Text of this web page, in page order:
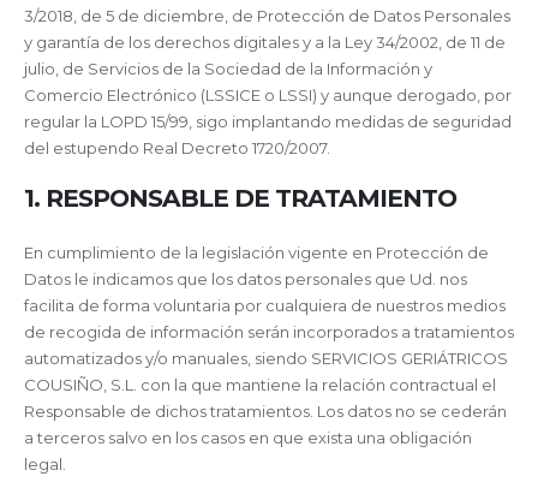
3/2018, de 5 de diciembre, de Protección de Datos Personales
y garantía de los derechos digitales y a la Ley 34/2002, de 11 de
julio, de Servicios de la Sociedad de la Información y
Comercio Electrónico (LSSICE o LSSI) y aunque derogado, por
regular la LOPD 15/99, sigo implantando medidas de seguridad
del estupendo Real Decreto 1720/2007.
1. RESPONSABLE DE TRATAMIENTO
En cumplimiento de la legislación vigente en Protección de
Datos le indicamos que los datos personales que Ud. nos
facilita de forma voluntaria por cualquiera de nuestros medios
de recogida de información serán incorporados a tratamientos
automatizados y/o manuales, siendo SERVICIOS GERIÁTRICOS
COUSIÑO, S.L. con la que mantiene la relación contractual el
Responsable de dichos tratamientos. Los datos no se cederán
a terceros salvo en los casos en que exista una obligación
legal.